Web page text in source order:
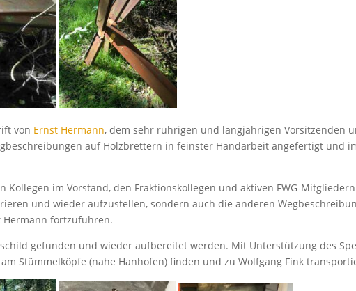
von Ernst Hermann, dem sehr rührigen und langjährigen Vorsitzenden
auf Holzbrettern in feinster Handarbeit angefertigt und
Kollegen im Vorstand, den Fraktionskollegen und aktiven FWG-
und wieder aufzustellen, sondern auch die anderen
Hermann fortzuführen.
gefunden und wieder aufbereitet werden. Mit Unterstützung des
Stümmelköpfe (nahe Hanhofen) finden und zu Wolfgang Fink